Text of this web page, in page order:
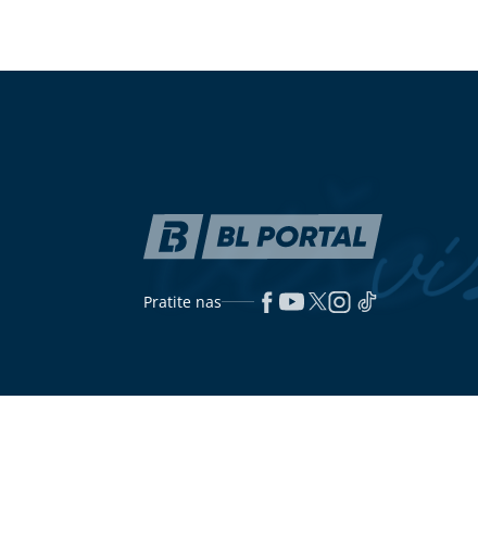
oprezni"
vrijeme i
Zašto je kretanje najbolji prijatelj
limfe? Stručnjaci otkrivaju navike
Dan